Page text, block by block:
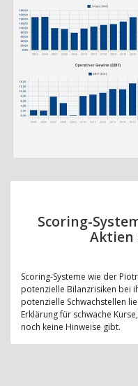
Scoring-
Aktien
Scoring-Systeme wie der
potenzielle Bilanzrisiken bei
potenzielle Schwachstellen
Erklärung für schwache
noch keine Hinweise gibt.